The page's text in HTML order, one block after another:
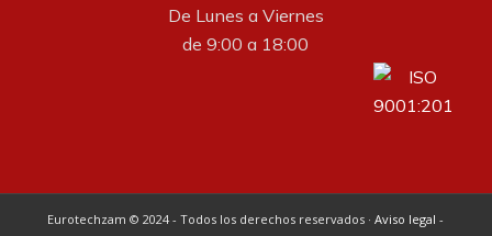
De Lunes a Viernes
de 9:00 a 18:00
Eurotechzam © 2024 - Todos los derechos reservados ·Aviso legal -